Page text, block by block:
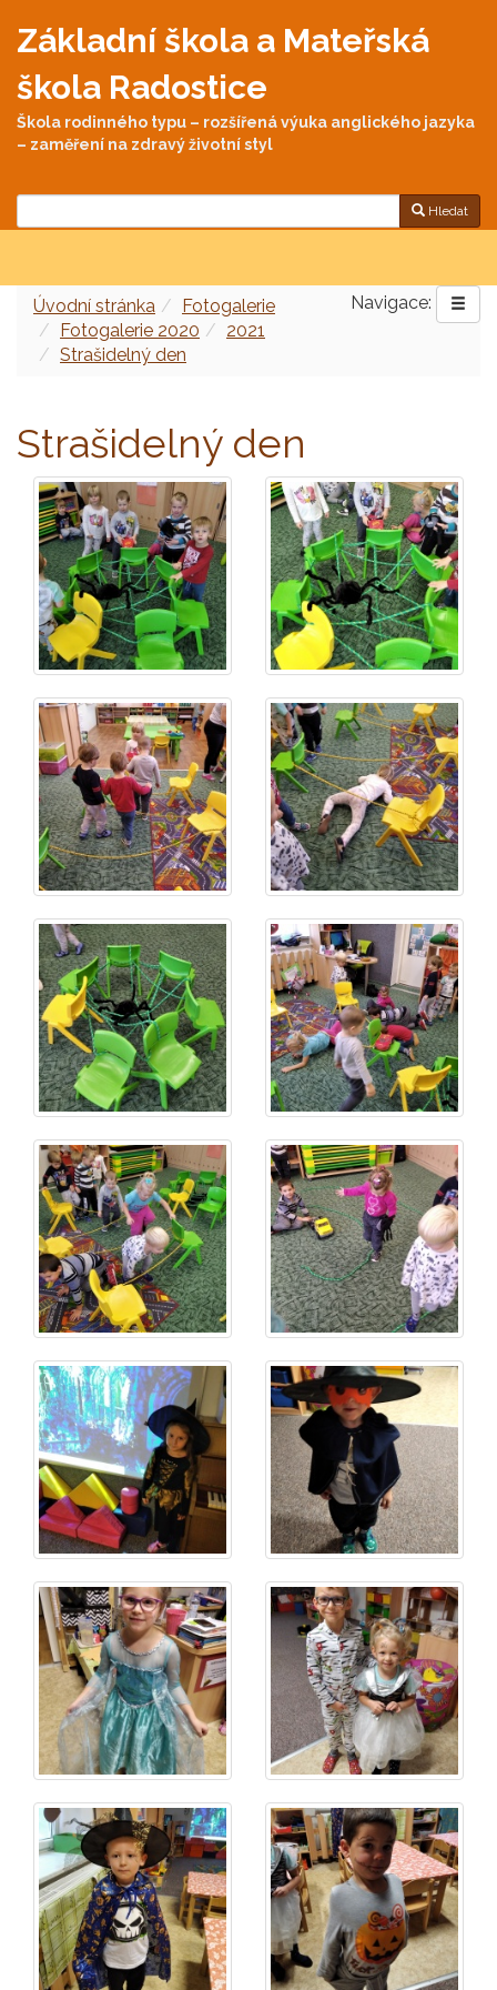
Základní škola a Mateřská
škola Radostice
Škola rodinného typu – rozšířená výuka anglického jazyka
– zaměření na zdravý životní styl
Hledat
Navigace:
Úvodní stránka
Fotogalerie
Fotogalerie 2020
2021
Strašidelný den
Strašidelný den